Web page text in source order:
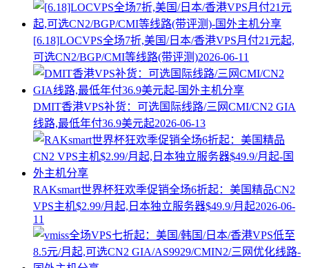
[6.18]LOCVPS全场7折,美国/日本/香港VPS月付21元起,
可选CN2/BGP/CMI等线路(带评测)2026-06-11
DMIT香港VPS补货：可选国际线路/三网CMI/CN2 GIA
线路,最低年付36.9美元起2026-06-13
RAKsmart世界杯狂欢季促销全场6折起：美国精品CN2
VPS主机$2.99/月起,日本独立服务器$49.9/月起2026-06-
11